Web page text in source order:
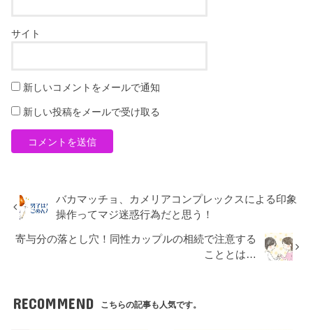
サイト
新しいコメントをメールで通知
新しい投稿をメールで受け取る
バカマッチョ、カメリアコンプレックスによる印象
操作ってマジ迷惑行為だと思う！
寄与分の落とし穴！同性カップルの相続で注意する
こととは…
RECOMMEND こちらの記事も人気です。